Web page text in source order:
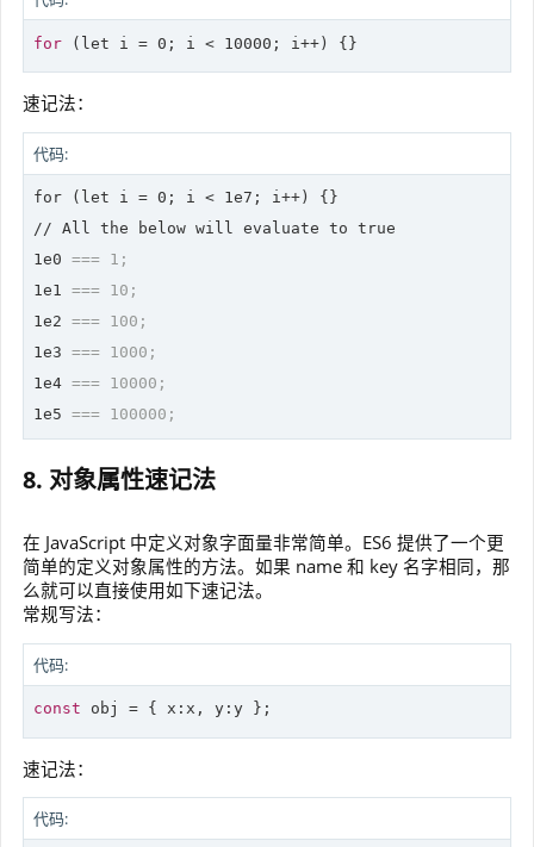
for ( let i = 0; i < 10000; i++) {}
速记法：
代码:
for (let i = 0; i < 1e7; i++) {}
// All the below will evaluate to true
1e0 === 1;
1e1 === 10;
1e2 === 100;
1e3 === 1000;
1e4 === 10000;
1e5 === 100000;
8. 对象属性速记法
在 JavaScript 中定义对象字面量非常简单。ES6 提供了一个更
简单的定义对象属性的方法。如果 name 和 key 名字相同，那
么就可以直接使用如下速记法。
常规写法：
代码:
const obj = { x:x, y:y };
速记法：
代码: